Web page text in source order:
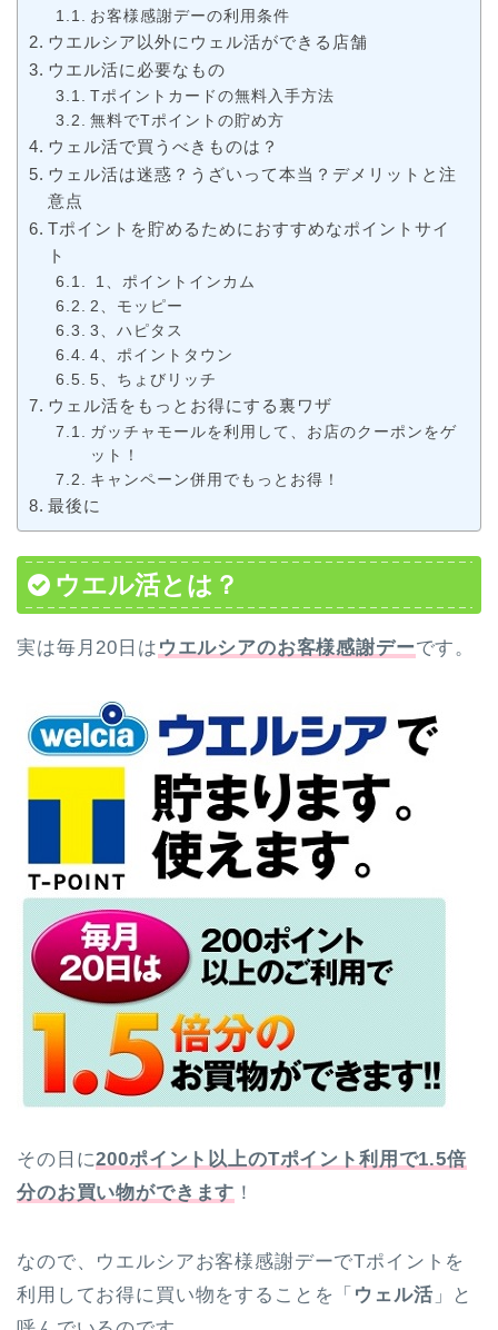
お客様感謝デーの利用条件
ウエルシア以外にウェル活ができる店舗
ウエル活に必要なもの
Tポイントカードの無料入手方法
無料でTポイントの貯め方
ウェル活で買うべきものは？
ウェル活は迷惑？うざいって本当？デメリットと注
意点
Tポイントを貯めるためにおすすめなポイントサイ
ト
1、ポイントインカム
2、モッピー
3、ハピタス
4、ポイントタウン
5、ちょびリッチ
ウェル活をもっとお得にする裏ワザ
ガッチャモールを利用して、お店のクーポンをゲ
ット！
キャンペーン併用でもっとお得！
最後に
ウエル活とは？
実は毎月20日は ウエルシアのお客様感謝デーです。
その日に200ポイント以上のTポイント利用で1.5倍
分のお買い物ができます ！
なので、ウエルシアお客様感謝デーでTポイントを
利用してお得に買い物をすることを「 ウェル活 」と